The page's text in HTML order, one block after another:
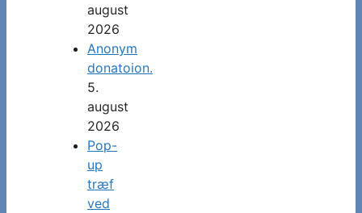
august
2026
Anonym
donatoion.
5.
august
2026
Pop-
up
træf
ved